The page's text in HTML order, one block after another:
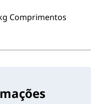
Comprimentos